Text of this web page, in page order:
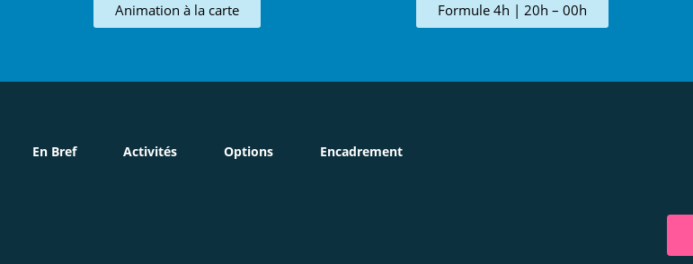
Animation à la carte Formule 4h | 20h – 00h
En Bref Activités Options Encadrement